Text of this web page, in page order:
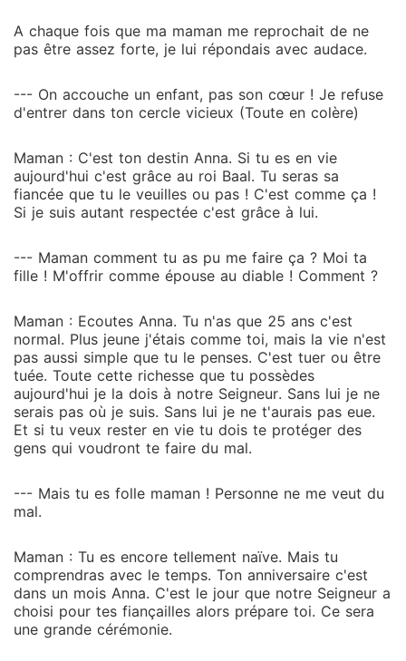
A chaque fois que ma maman me reprochait de ne
pas être assez forte, je lui répondais avec audace.
--- On accouche un enfant, pas son cœur ! Je refuse
d'entrer dans ton cercle vicieux (Toute en colère)
Maman : C'est ton destin Anna. Si tu es en vie
aujourd'hui c'est grâce au roi Baal. Tu seras sa
fiancée que tu le veuilles ou pas ! C'est comme ça !
Si je suis autant respectée c'est grâce à lui.
--- Maman comment tu as pu me faire ça ? Moi ta
fille ! M'offrir comme épouse au diable ! Comment ?
Maman : Ecoutes Anna. Tu n'as que 25 ans c'est
normal. Plus jeune j'étais comme toi, mais la vie n'est
pas aussi simple que tu le penses. C'est tuer ou être
tuée. Toute cette richesse que tu possèdes
aujourd'hui je la dois à notre Seigneur. Sans lui je ne
serais pas où je suis. Sans lui je ne t'aurais pas eue.
Et si tu veux rester en vie tu dois te protéger des
gens qui voudront te faire du mal.
--- Mais tu es folle maman ! Personne ne me veut du
mal.
Maman : Tu es encore tellement naïve. Mais tu
comprendras avec le temps. Ton anniversaire c'est
dans un mois Anna. C'est le jour que notre Seigneur a
choisi pour tes fiançailles alors prépare toi. Ce sera
une grande cérémonie.